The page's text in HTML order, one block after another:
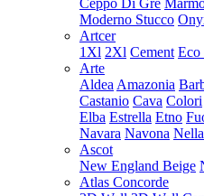
Ceppo Di Gre
Moderno Stucco
Artcer
1Xl 2Xl Cement Eco
Arte
Aldea Amazonia
Castanio Cava Colori
Elba Estrella Etno
Navara Navona Nella
Ascot
New England Beige
Atlas Concorde